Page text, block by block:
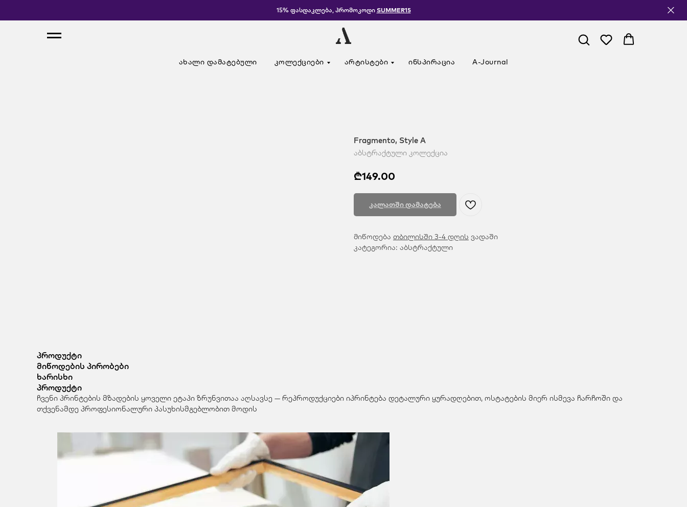
15% ფასდაკლება, პრომოკოდი SUMMER15
ახალი დამატებული კოლექციები არტისტები ინსპირაცია A-Journal
Fragmento, Style A
აბსტრაქტული კოლექცია
₾149.00
კალათში დამატება
მიწოდება თბილისში 3-4 დღის ვადაში
კატეგორია: აბსტრაქტული
პროდუქტი
მიწოდების პირობები
ხარისხი
პროდუქტი
ჩვენი პრინტების მზადების ყოველი ეტაპი ზრუნვითაა აღსავსე — რეპროდუქციები იპრინტება დეტალური ყურადღებით, ოსტატების მიერ ისმევა ჩარჩოში და
თქვენამდე პროფესიონალური პასუხისმგებლობით მოდის